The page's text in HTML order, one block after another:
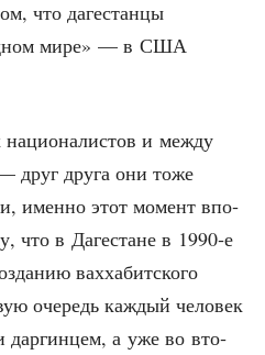
что даге­стан­цы
мире» — в США
и меж­ду
друг дру­га они тоже
имен­но этот момент впо­
что в Даге­стане в 1990‑е
вах­ха­бит­ско­го
оче­редь каж­дый чело­век
дар­гин­цем, а уже во вто­